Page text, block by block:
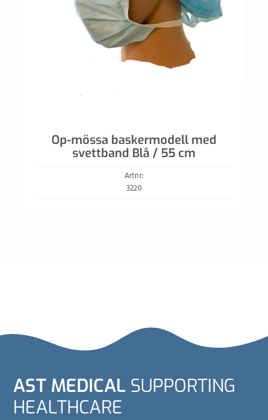
Op-mössa baskermodell med
svettband Blå / 55 cm
Artnr:
3220
AST MEDICAL SUPPORTING
HEALTHCARE